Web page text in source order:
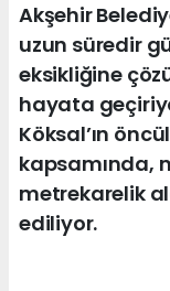
Akşehir
uzun süredir
eksikliğine
hayata
Köksal’ın
kapsamında,
metrekarelik
ediliyor.